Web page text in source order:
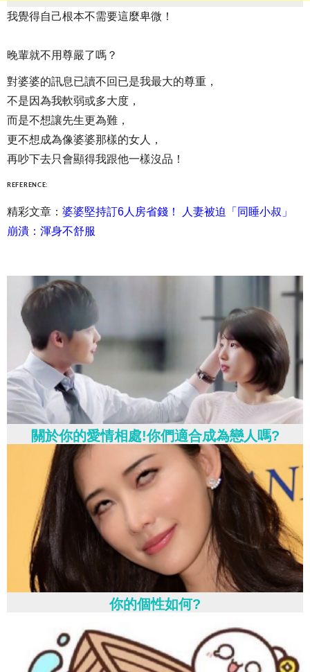
我覺得自己根本不需要這麼卑微！
晚輩就不用尊嚴了嗎？
對婆婆的訊息已讀不回已是我最大的尊重，
不是因為我軟弱或多大度，
而是不想讓先生更為難，
更不想成為像婆婆那樣的女人，
再吵下去只會顯得我跟他一樣沒品！
REFERENCE:
精彩文章： 婆婆堅持訂6人房省錢！ 人妻被迫「同睡小叔」
崩潰：渾身不舒服
關於你的愛情相處!你們適合成為戀人嗎?
你的個性如何?